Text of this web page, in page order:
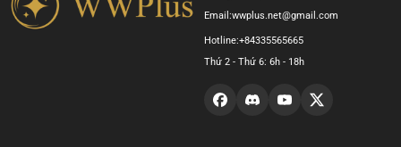
Email:wwplus.net@gmail.com
Hotline:+84335565665
Thứ 2 - Thứ 6: 6h - 18h